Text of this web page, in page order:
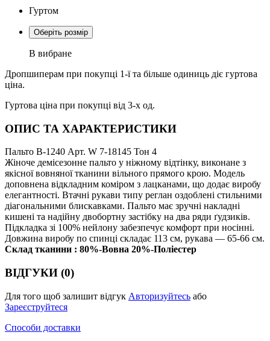
Гуртом
Оберіть розмір
В вибране
Дропшиперам при покупці 1-ї та більше одиниць діє гуртова
ціна.
Гуртова ціна при покупці від 3-х од.
ОПИС ТА ХАРАКТЕРИСТИКИ
Пальто В-1240 Арт. W 7-18145 Тон 4
Жіноче демісезонне пальто у ніжному відтінку, виконане з
якісної вовняної тканини вільного прямого крою. Модель
доповнена відкладним коміром з лацканами, що додає виробу
елегантності. Втачні рукави типу реглан оздоблені стильними
діагональними блискавками. Пальто має зручні накладні
кишені та надійну двобортну застібку на два ряди ґудзиків.
Підкладка зі 100% нейлону забезпечує комфорт при носінні.
Довжина виробу по спинці складає 113 см, рукава — 65-66 см.
Склад тканини : 80%-Вовна 20%-Поліестер
ВІДГУКИ (0)
Для того щоб залишит відгук Авторизуйтесь або
Зареєструйтеся
Способи доставки